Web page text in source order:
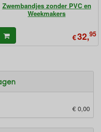
Zwembandjes zonder PVC en
Weekmakers
€32,95
€ 0,00